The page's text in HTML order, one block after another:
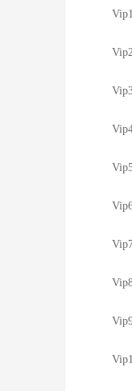
Vip1
Vip2
Vip3
Vip4
Vip5
Vip6
Vip7
Vip8
Vip9
Vip10